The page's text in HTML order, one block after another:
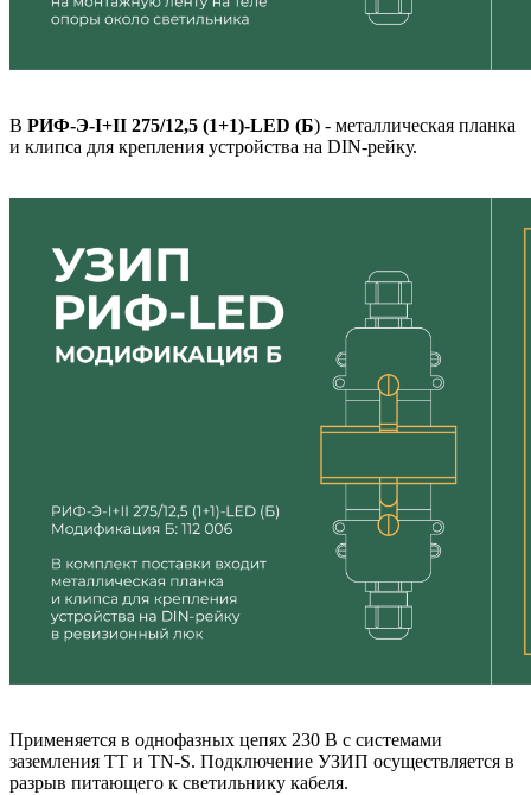
В РИФ-Э-I+II 275/12,5 (1+1)-LED (Б) - металлическая планка
и клипса для крепления устройства на DIN-рейку.
Применяется в однофазных цепях 230 В с системами
заземления TT и TN-S. Подключение УЗИП осуществляется в
разрыв питающего к светильнику кабеля.